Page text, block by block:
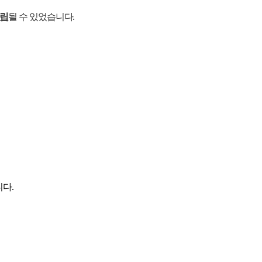
될 수 있었습니다.
다.